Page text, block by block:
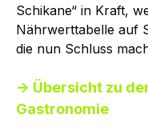
Schikane“ in Kraft,
Nährwerttabelle auf
die nun Schluss
→ Übersicht zu
Gastronomie